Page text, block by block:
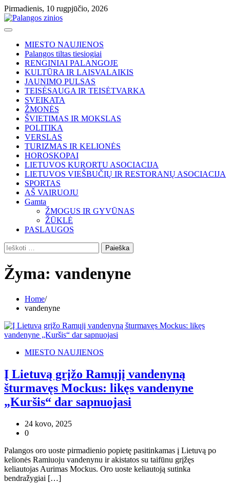
Skip
to
content
Pirmadienis, 10 rugpjūčio, 2026
MIESTO NAUJIENOS
Palangos tiltas tiesiogiai
RENGINIAI PALANGOJE
KULTŪRA IR LAISVALAIKIS
JAUNIMO PULSAS
TEISĖSAUGA IR TEISĖTVARKA
SVEIKATA
ŽMONĖS
ŠVIETIMAS IR MOKSLAS
POLITIKA
VERSLAS
TURIZMAS IR KELIONĖS
HOROSKOPAI
LIETUVOS KURORTU ASOCIACIJA
LIETUVOS VIEŠBUČIŲ IR RESTORANŲ ASOCIACIJA
SPORTAS
AŠ VAIRUOJU
Gamta
ŽMOGUS IR GYVŪNAS
ŽŪKLĖ
PASLAUGOS
Ieškoti:
Žyma: vandenyne
Home
vandenyne
MIESTO NAUJIENOS
Į Lietuvą grįžo Ramųjį vandenyną
šturmavęs Mockus: likęs vandenyne
„Kuršis“ dar sapnuojasi
24 kovo, 2025
0
Palangos oro uoste pirmadienio popietę pasitinkamas į Lietuvą po
kelionės Ramiuoju vandenynu ir akistatos su taifūnu grįžęs
keliautojas Aurimas Mockus. Oro uoste keliautoją sutinka
bendražygiai […]